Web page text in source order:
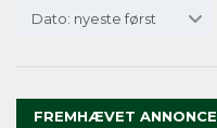
Dato: nyeste først
FREMHÆVET ANNONCE